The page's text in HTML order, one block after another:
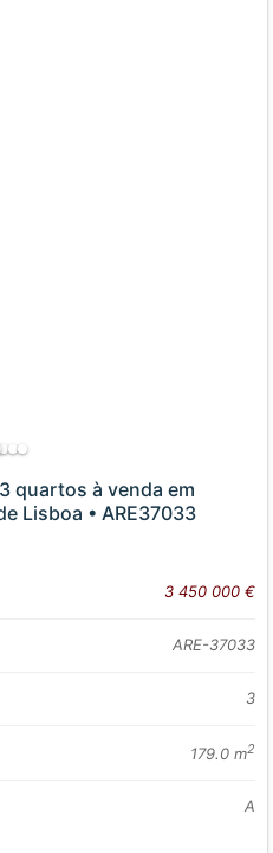
quartos à venda em
Lisboa • ARE37033
3 450 000 €
ARE-37033
3
179.0 m2
A